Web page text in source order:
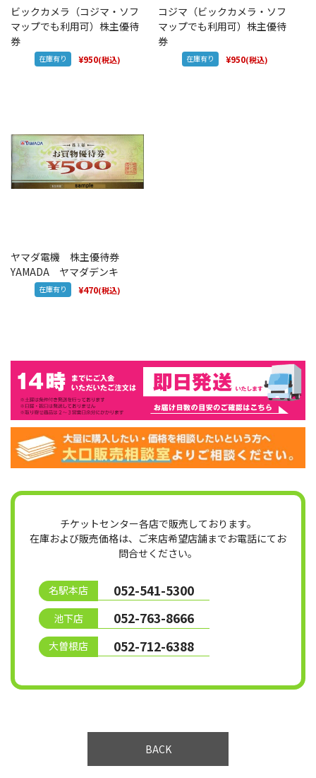
ビックカメラ（コジマ・ソフ
マップでも利用可）株主優待
券
在庫有り ¥950(税込)
コジマ（ビックカメラ・ソフ
マップでも利用可）株主優待
券
在庫有り ¥950(税込)
ヤマダ電機 株主優待券
YAMADA ヤマダデンキ
在庫有り ¥470(税込)
チケットセンター各店で販売しております。
在庫および販売価格は、ご来店希望店舗までお電話にてお
問合せください。
名駅本店 052-541-5300
池下店 052-763-8666
大曽根店 052-712-6388
BACK